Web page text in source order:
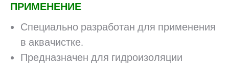
ПРИМЕНЕНИЕ
Специально разработан для применения
в аквачистке.
Предназначен для гидроизоляции